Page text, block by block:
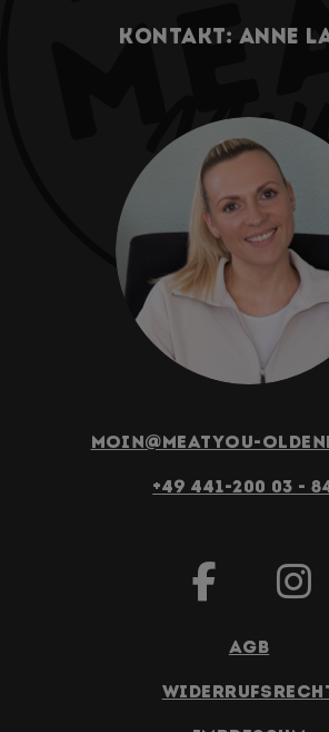
Kontakt: Anne
moin@meatyou-
+49 441-200 03 -
AGB